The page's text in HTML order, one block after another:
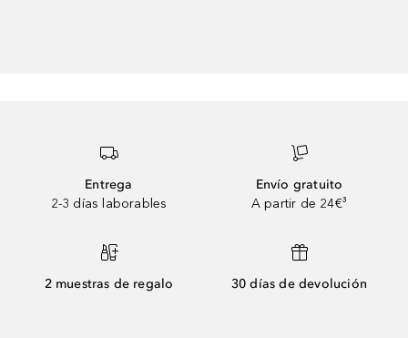
Entrega
2-3 días laborables
Envío gratuito
A partir de 24€³
2 muestras de regalo 30 días de devolución